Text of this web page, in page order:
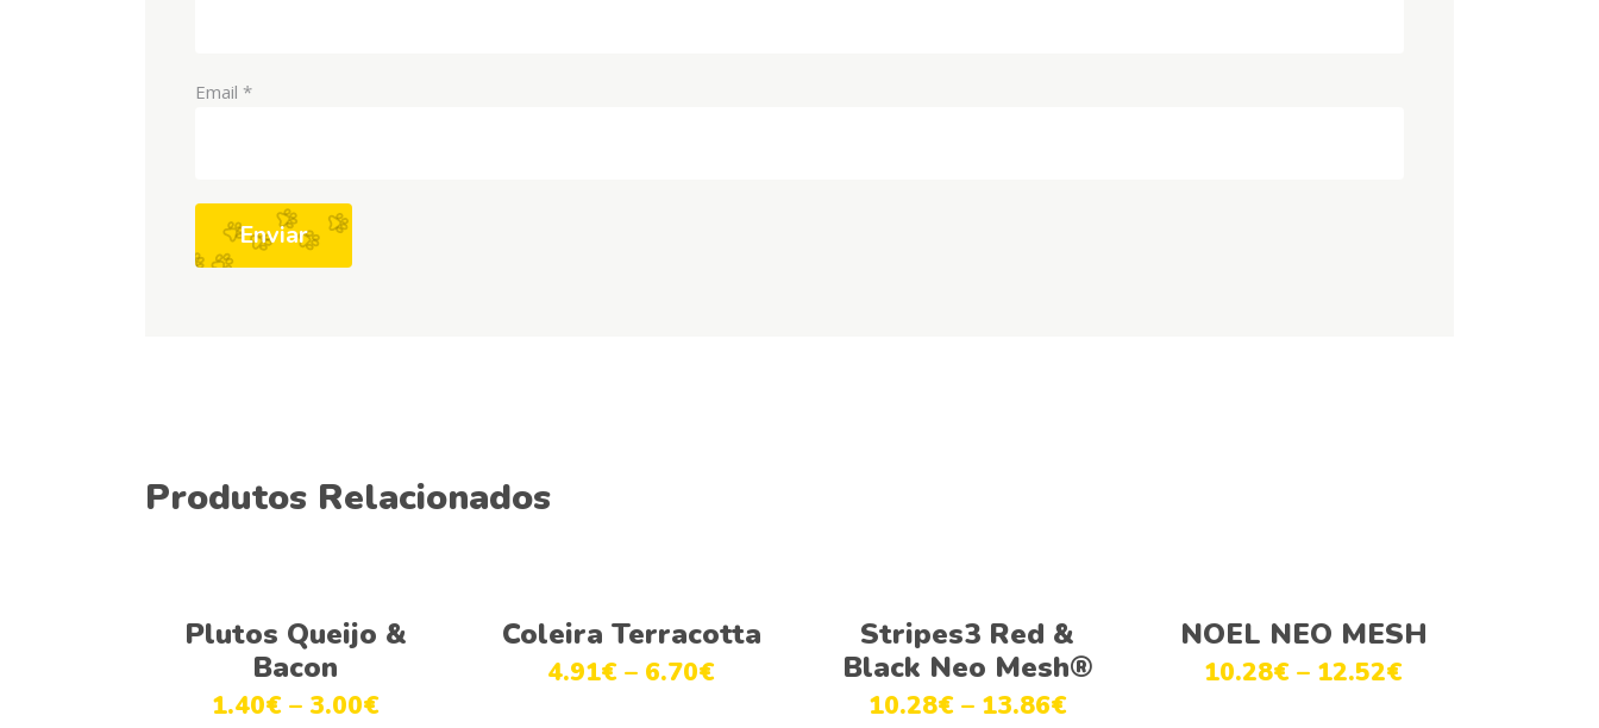
Email *
Produtos Relacionados
Ver opções
Plutos Queijo &
Bacon
1.40€ – 3.00€
Ver opções
Coleira Terracotta
4.91€ – 6.70€
Ver opções
Stripes3 Red &
Black Neo Mesh®
10.28€ – 13.86€
Ver opções
NOEL NEO MESH
10.28€ – 12.52€